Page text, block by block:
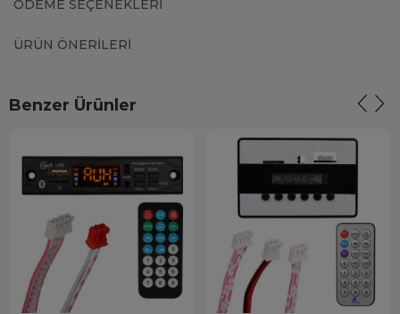
ÖDEME SEÇENEKLERI
ÜRÜN ÖNERILERI
Benzer Ürünler